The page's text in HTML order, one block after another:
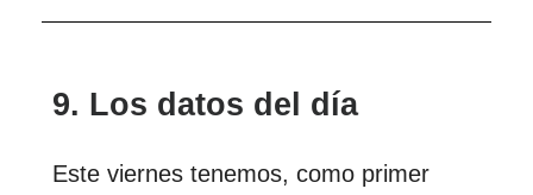
9. Los datos del día
Este viernes tenemos, como primer